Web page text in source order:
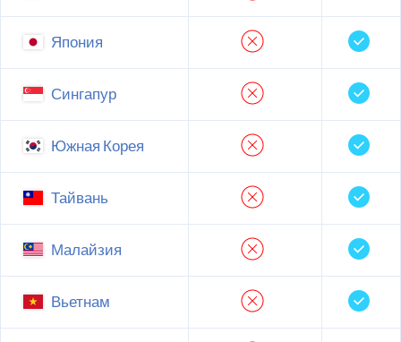
Япония
Сингапур
Южная Корея
Тайвань
Малайзия
Вьетнам